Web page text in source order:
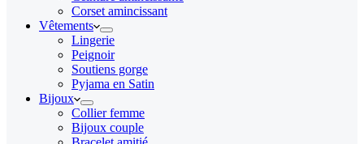
Corset amincissant
Vêtements
Lingerie
Peignoir
Soutiens gorge
Pyjama en Satin
Bijoux
Collier femme
Bijoux couple